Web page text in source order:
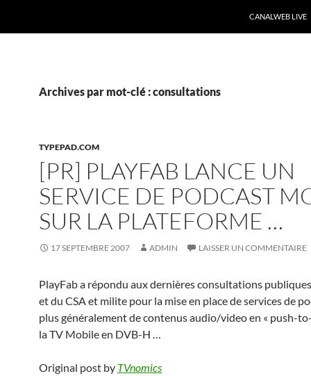
CANALWEB LIVE
Archives par mot-clé : consultations
TYPEPAD.COM
[PR] PLAYFAB LANCE UN
SERVICE DE PODCAST
SUR LA PLATEFORME …
17 SEPTEMBRE 2007 ADMIN LAISSER UN COMMENTAIRE
PlayFab a répondu aux dernières consultations
et du CSA et milite pour la mise en place de services de
plus généralement de contenus audio/video en « push-
la TV Mobile en DVB-H …
Original post by TVnomics